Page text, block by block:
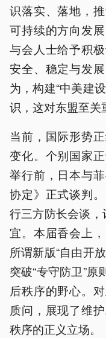
识落实、落地，
可持续的方向发
与会人士给予积
安全、稳定与发
为，构建“中美建
识，这对东盟至关
当前，国际形势
变化。个别国家
举行前，日本与
协定》正式谈判
行三方防长会谈，
宜。本届香会上
所谓新版“自由开
突破“专守防卫”
后秩序的野心。
质问，展现了维
秩序的正义立场。